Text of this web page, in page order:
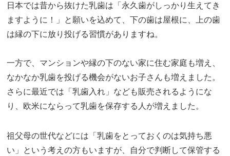
日本では昔から抜けた乳歯は「永久歯がしっかり生えてき
ますように！」と願いを込めて、下の歯は屋根に、上の歯
は縁の下に放り投げる習慣がありますね。
一方で、マンションや縁の下のない家に住む家庭も増え、
なかなか乳歯を投げる機会がないお子さんも増えました。
さらに最近では「乳歯入れ」なども販売されるようにな
り、欧米にならって乳歯を保存する人が増えました。
祖父母の世代などには「乳歯をとっておくのは気持ち悪
い」という考えの方もいますが、自分で判断して保管する